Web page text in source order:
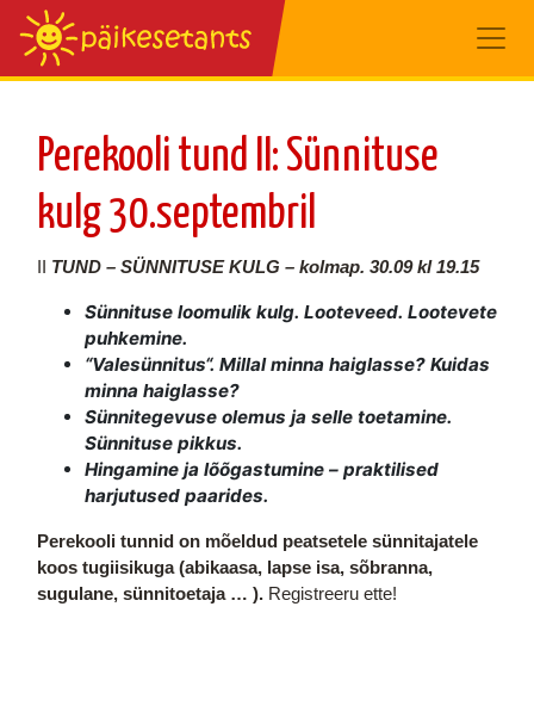
Perekooli tund II: Sünnituse
kulg 30.septembril
II TUND – SÜNNITUSE KULG – kolmap. 30.09kl 19.15
Sünnituse loomulik kulg. Looteveed. Lootevete
puhkemine.
“Valesünnitus“. Millal minna haiglasse? Kuidas
minna haiglasse?
Sünnitegevuse olemus ja selle toetamine.
Sünnituse pikkus.
Hingamine ja lõõgastumine – praktilised
harjutused paarides.
Perekooli tunnid on mõeldud peatsetele sünnitajatele
koos tugiisikuga (abikaasa, lapse isa, sõbranna,
sugulane, sünnitoetaja … ). Registreeru ette!